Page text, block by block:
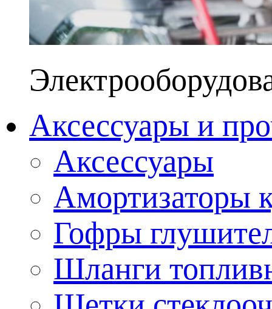
Аксессуары и
Аксессуары
Амортизаторы
Гофры
Шланги